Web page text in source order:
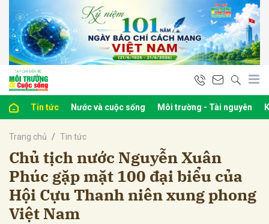
Tin tức Nước và cuộc sống Môi trường - Tài nguyên
Trang chủ Tin tức
Chủ tịch nước Nguyễn Xuân
Phúc gặp mặt 100 đại biểu của
Hội Cựu Thanh niên xung phong
Việt Nam
luận
Hủy